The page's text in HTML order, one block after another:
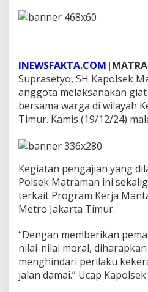
t
e
n
g
a
g
e
a
p
e
n
g
a
i
a
n
d
a
INEWSFAKTA.COM
Suprasetyo, SH Kapolsek
anggota melaksanakan
bersama warga di wilayah
Timur. Kamis (19/12/24)
Kegiatan pengajian yang
Polsek Matraman ini
terkait Program Kerja
Metro Jakarta Timur.
“Dengan memberikan
nilai-nilai moral,
menghindari perilaku
jalan damai.” Ucap